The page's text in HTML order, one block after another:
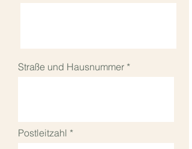
Straße und Hausnummer
Postleitzahl